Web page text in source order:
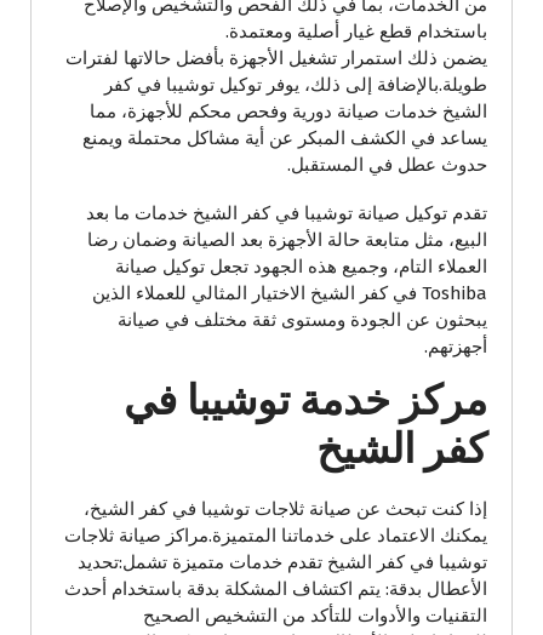
من الخدمات، بما في ذلك الفحص والتشخيص والإصلاح
باستخدام قطع غيار أصلية ومعتمدة.
يضمن ذلك استمرار تشغيل الأجهزة بأفضل حالاتها لفترات
طويلة.بالإضافة إلى ذلك، يوفر توكيل توشيبا في كفر
الشيخ خدمات صيانة دورية وفحص محكم للأجهزة، مما
يساعد في الكشف المبكر عن أية مشاكل محتملة ويمنع
حدوث عطل في المستقبل.
تقدم توكيل صيانة توشيبا في كفر الشيخ خدمات ما بعد
البيع، مثل متابعة حالة الأجهزة بعد الصيانة وضمان رضا
العملاء التام، وجميع هذه الجهود تجعل توكيل صيانة
Toshiba في كفر الشيخ الاختيار المثالي للعملاء الذين
يبحثون عن الجودة ومستوى ثقة مختلف في صيانة
أجهزتهم.
مركز خدمة توشيبا في
كفر الشيخ
إذا كنت تبحث عن صيانة ثلاجات توشيبا في كفر الشيخ،
يمكنك الاعتماد على خدماتنا المتميزة.مراكز صيانة ثلاجات
توشيبا في كفر الشيخ تقدم خدمات متميزة تشمل:تحديد
الأعطال بدقة: يتم اكتشاف المشكلة بدقة باستخدام أحدث
التقنيات والأدوات للتأكد من التشخيص الصحيح